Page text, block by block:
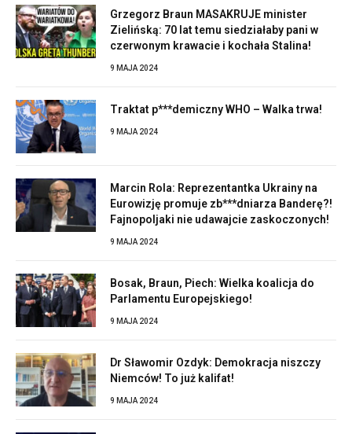
Grzegorz Braun MASAKRUJE minister
Zielińską: 70 lat temu siedziałaby pani w
czerwonym krawacie i kochała Stalina!
9 MAJA 2024
Traktat p***demiczny WHO – Walka trwa!
9 MAJA 2024
Marcin Rola: Reprezentantka Ukrainy na
Eurowizję promuje zb***dniarza Banderę?!
Fajnopoljaki nie udawajcie zaskoczonych!
9 MAJA 2024
Bosak, Braun, Piech: Wielka koalicja do
Parlamentu Europejskiego!
9 MAJA 2024
Dr Sławomir Ozdyk: Demokracja niszczy
Niemców! To już kalifat!
9 MAJA 2024